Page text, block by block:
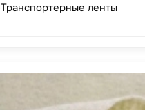
Транспортерные ленты